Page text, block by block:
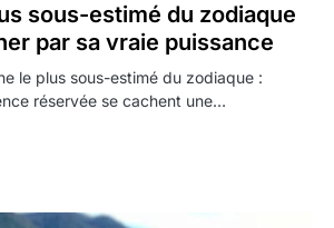
sous-estimé du zodiaque
par sa vraie puissance
le plus sous-estimé du zodiaque :
réservée se cachent une…